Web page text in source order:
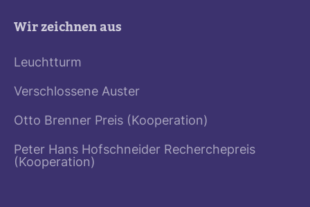
Wir zeichnen aus
Leuchtturm
Verschlossene Auster
Otto Brenner Preis (Kooperation)
Peter Hans Hofschneider Recherchepreis
(Kooperation)